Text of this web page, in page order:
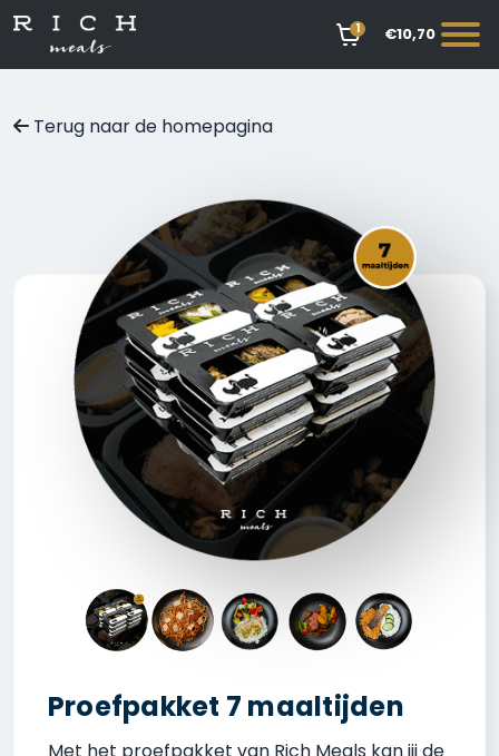
1 €10,70
Terug naar de homepagina
Proefpakket 7 maaltijden